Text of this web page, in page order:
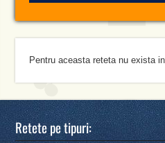
Pentru aceasta reteta nu exista
Retete pe tipuri: